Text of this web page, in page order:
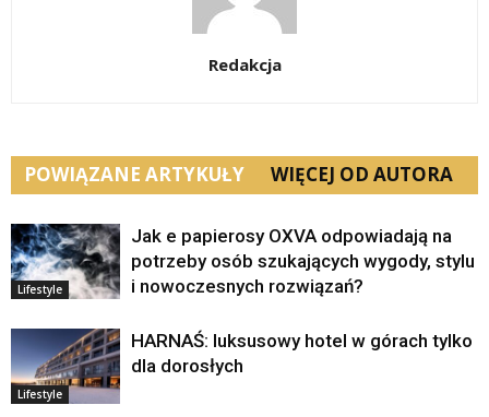
Redakcja
POWIĄZANE ARTYKUŁY WIĘCEJ OD AUTORA
Lifestyle
Jak e papierosy OXVA odpowiadają na
potrzeby osób szukających wygody, stylu
i nowoczesnych rozwiązań?
Lifestyle
HARNAŚ: luksusowy hotel w górach tylko
dla dorosłych